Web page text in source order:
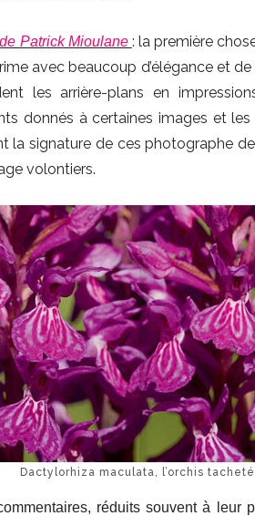
de Patrick Mioulane : la première
avec beaucoup d’élégance et
les arrière-plans en
donnés à certaines images et
la signature de ces photographe
volontiers.
Dactylorhiza maculata, l’orchis
réduits souvent à leur